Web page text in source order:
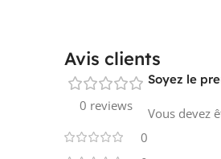
Avis clients
0 reviews
0
Soyez le
Vous devez